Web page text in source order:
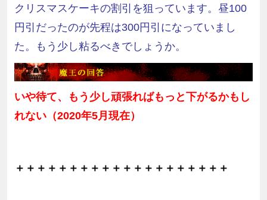
クリスマスケーキの割引を狙っています。昼100
円引だったのが先程は300円引になっていまし
た。もう少し粘るべきでしょうか。
いや待て、もう少し頑張ればもっと下がるかもし
れない（2020年5月現在）
＋＋＋＋＋＋＋＋＋＋＋＋＋＋＋＋＋＋＋＋